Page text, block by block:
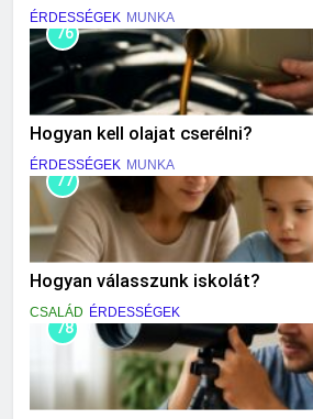
ÉRDESSÉGEK MUNKA
76
Hogyan kell olajat cserélni?
ÉRDESSÉGEK MUNKA
77
Hogyan válasszunk iskolát?
CSALÁD ÉRDESSÉGEK
78